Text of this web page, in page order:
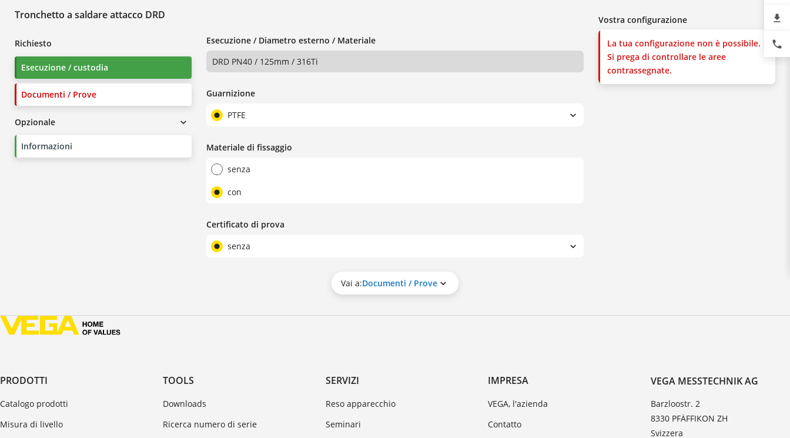
Tronchetto a saldare attacco DRD
Richiesto
Esecuzione / custodia
Documenti / Prove
Opzionale
Informazioni
Esecuzione / Diametro esterno / Materiale
DRD PN40 / 125mm / 316Ti
Guarnizione
PTFE
Materiale di fissaggio
senza
con
Certificato di prova
senza
Vai a:Documenti / Prove
Vostra configurazione
La tua configurazione non è possibile.
Si prega di controllare le aree
contrassegnate.
PRODOTTI
Catalogo prodotti
Misura di livello
TOOLS
Downloads
Ricerca numero di serie
SERVIZI
Reso apparecchio
Seminari
IMPRESA
VEGA, l'azienda
Contatto
VEGA MESSTECHNIK AG
Barzloostr. 2
8330 PFÄFFIKON ZH
Svizzera
file_download
phone